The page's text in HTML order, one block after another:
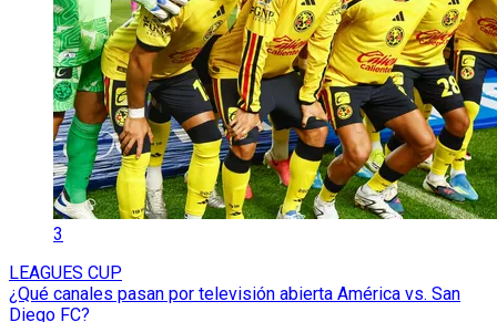
3
LEAGUES CUP
¿Qué canales pasan por televisión abierta América vs. San
Diego FC?